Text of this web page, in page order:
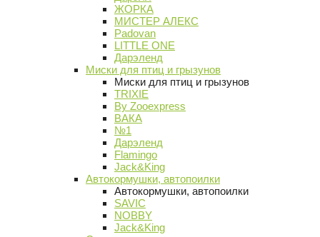
ЖОРКА
МИСТЕР АЛЕКС
Padovan
LITTLE ONE
Дарэленд
Миски для птиц и грызунов
Миски для птиц и грызунов
TRIXIE
By Zooexpress
ВАКА
№1
Дарэленд
Flamingo
Jack&King
Автокормушки, автопоилки
Автокормушки, автопоилки
SAVIC
NOBBY
Jack&King